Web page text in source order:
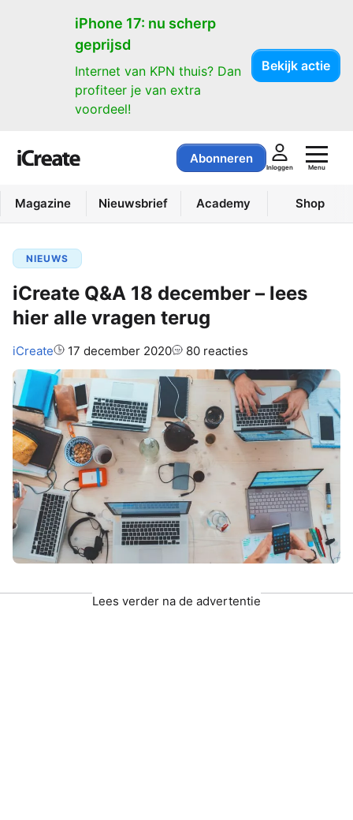
iPhone 17: nu scherp
geprijsd
Internet van KPN thuis? Dan
profiteer je van extra
voordeel!
Bekijk actie
Abonneren
Inloggen Menu
Magazine Nieuwsbrief Academy Shop
NIEUWS
iCreate Q&A 18 december – lees
hier alle vragen terug
Auteur:
iCreate 17 december 2020 80 reacties
Lees verder na de advertentie